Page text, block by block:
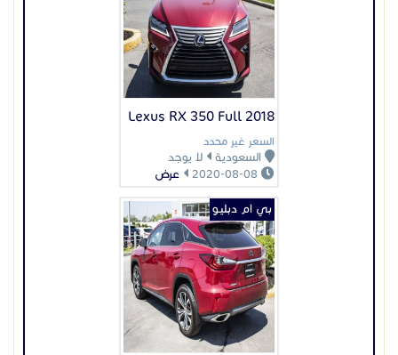
RX 350 Full Options for
sale
75000 ر س
2020-08-13
عرض
عرض بيانات المُعلن
اعلانات مميزة